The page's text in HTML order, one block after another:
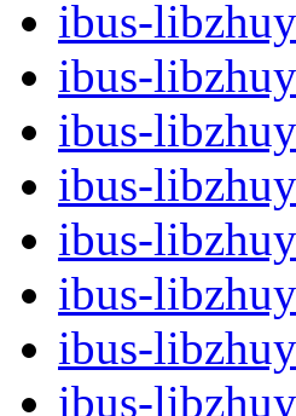
ibus-
ibus-
ibus-
ibus-
ibus-
ibus-
ibus-
ibus-